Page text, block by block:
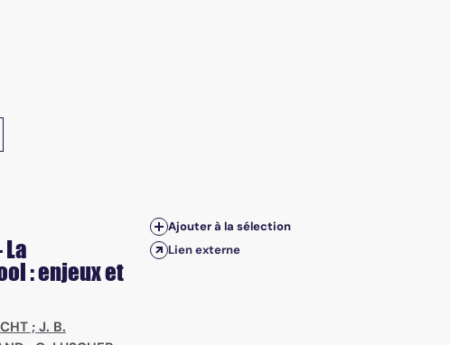
La
: enjeux et
; J. B.
Ajouter à la sélection
Lien externe